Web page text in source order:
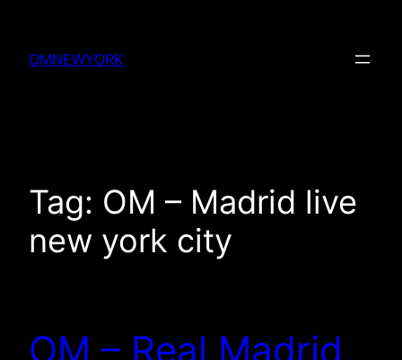
content
OMNEWYORK
Tag: OM – Madrid live
new york city
OM – Real Madrid,